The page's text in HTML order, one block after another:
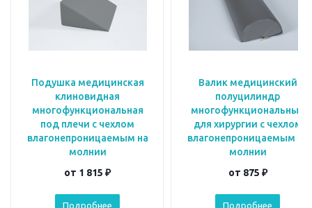
Подушка медицинская
клиновидная
многофункциональная
под плечи с чехлом
влагонепроницаемым на
молнии
от 1 815 ₽
Подробнее
Валик медицинский
полуцилиндр
многофункциональный
для хирургии с чехлом
влагонепроницаемым на
молнии
от 875 ₽
Подробнее